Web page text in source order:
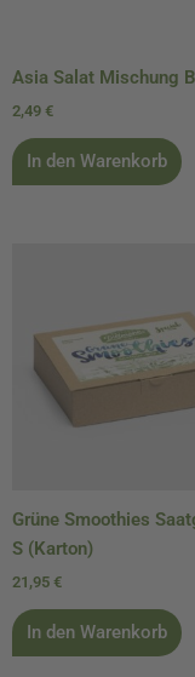
Asia Salat Mischung
2,49 €
In den Warenkorb
Grüne Smoothies
S (Karton)
21,95 €
In den Warenkorb